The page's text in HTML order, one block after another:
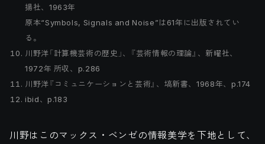
揚社、1963年
原本“Symbols, Signals and Noise”は61年に出版されてい
る。
川野洋「計算機芸術の歴史」、『芸術情報の理論』、新曜社、
1972年 所収、p.286
川野洋『コミュニケーションと芸術』、塙新書、1968年、p.174
ibid、p.183
川野はこのマックス・ベンゼの情報美学を下地として、